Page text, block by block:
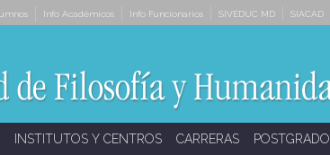
Info Académicos Info Funcionarios SIVEDUC MD SIACAD
INSTITUTOS Y CENTROS CARRERAS POSTGRADO